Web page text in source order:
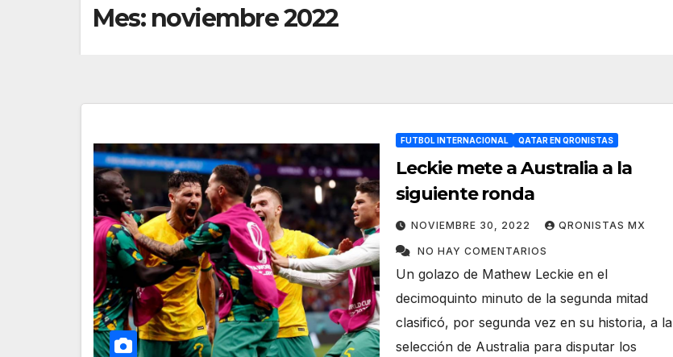
Mes: noviembre 2022
FUTBOL INTERNACIONAL QATAR EN QRONISTAS
Leckie mete a Australia a la
siguiente ronda
NOVIEMBRE 30, 2022 QRONISTAS MX
NO HAY COMENTARIOS
Un golazo de Mathew Leckie en el
decimoquinto minuto de la segunda mitad
clasificó, por segunda vez en su historia, a la
selección de Australia para disputar los